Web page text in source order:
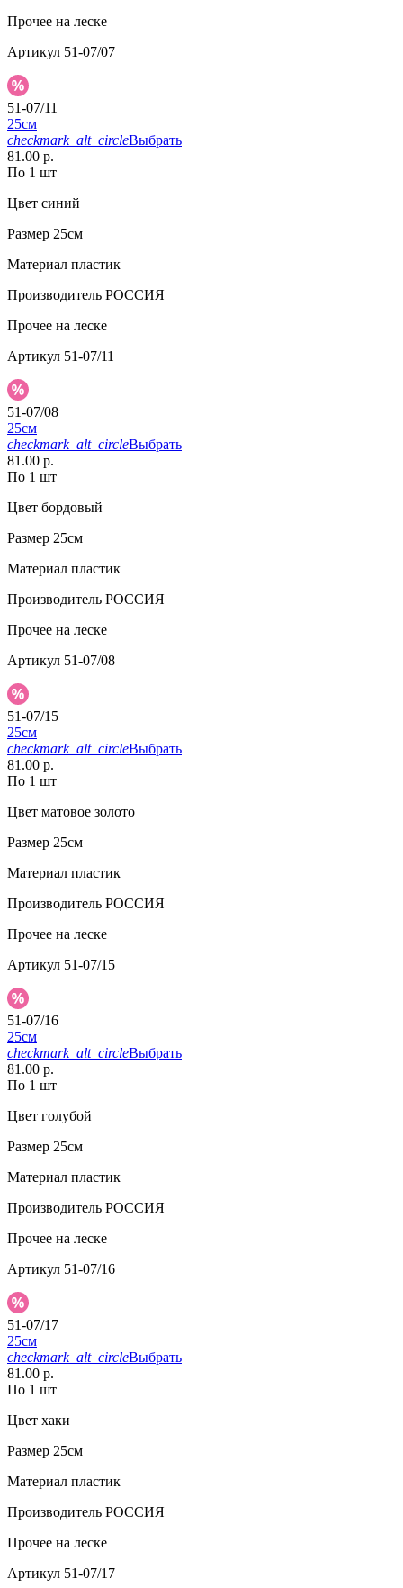
Прочее на леске
Артикул 51-07/07
51-07/11
25см
checkmark_alt_circleВыбрать
81.00 р.
По 1 шт
Цвет синий
Размер 25см
Материал пластик
Производитель РОССИЯ
Прочее на леске
Артикул 51-07/11
51-07/08
25см
checkmark_alt_circleВыбрать
81.00 р.
По 1 шт
Цвет бордовый
Размер 25см
Материал пластик
Производитель РОССИЯ
Прочее на леске
Артикул 51-07/08
51-07/15
25см
checkmark_alt_circleВыбрать
81.00 р.
По 1 шт
Цвет матовое золото
Размер 25см
Материал пластик
Производитель РОССИЯ
Прочее на леске
Артикул 51-07/15
51-07/16
25см
checkmark_alt_circleВыбрать
81.00 р.
По 1 шт
Цвет голубой
Размер 25см
Материал пластик
Производитель РОССИЯ
Прочее на леске
Артикул 51-07/16
51-07/17
25см
checkmark_alt_circleВыбрать
81.00 р.
По 1 шт
Цвет хаки
Размер 25см
Материал пластик
Производитель РОССИЯ
Прочее на леске
Артикул 51-07/17